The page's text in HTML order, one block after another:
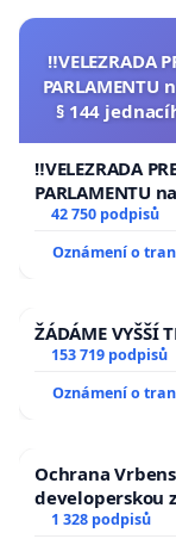
‼️VELEZRADA
§ 144
‼️VELEZRADA
PARLAMENTU
144 jednacího
usnesení k
republiky
42 750 podpisů
Oznámení o
ŽÁDÁME VYŠŠÍ
153 719 podpisů
Oznámení o
Ochrana
developerskou
1 328 podpisů